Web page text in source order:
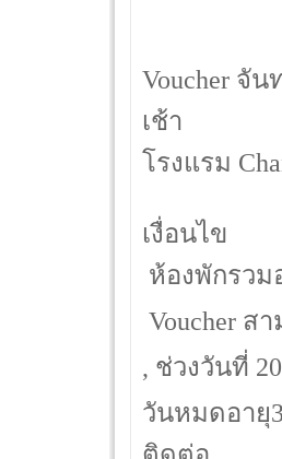
Voucher จั
เช้า
โรงแรม
เงื่อนไข
 ห้องพักรว
 Voucher
, ช่วงวันที่
วันหมดอายุ